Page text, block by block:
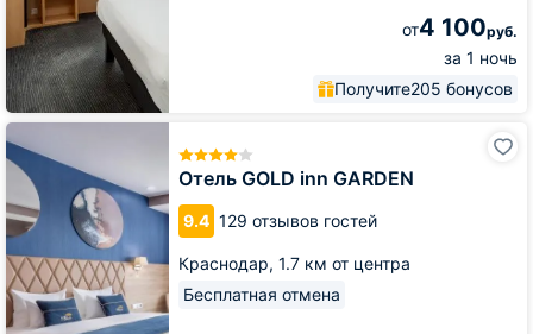
от4 100руб.
за 1 ночь
Получите205 бонусов
Отель GOLD inn GARDEN
9.4 129 отзывов гостей
Краснодар, 1.7 км от центра
Бесплатная отмена
Отель
GOLD
inn
GARDEN